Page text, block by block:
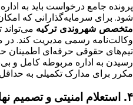
پرونده جامع درخواست باید به
شود. برای سرمایه‌گذارانی که
متخصص شهروندی ترکیه
وکالت‌نامه رسمی مدیریت کند. در
تیم‌های حقوقی حرفه‌ای اطمینان
رسیدن به اداره مربوطه کامل
مکرر برای مدارک تکمیلی به
۴. استعلام امنیتی و تصمیم نهایی